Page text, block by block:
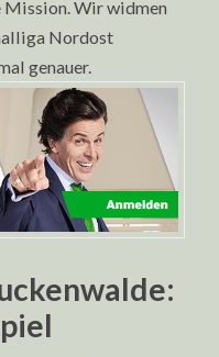
Mission. Wir widmen
Nordost
genauer.